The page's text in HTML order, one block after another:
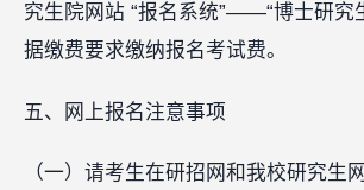
究生院网站 “报名系统”——“博士研究
据缴费要求缴纳报名考试费。
五、网上报名注意事项
（一）请考生在研招网和我校研究生